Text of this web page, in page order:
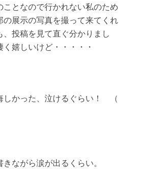
ことなので行かれない私のため
の展示の写真を撮って来てくれ
、投稿を見て直ぐ分かりまし
嬉しいけど・・・・・
しかった、泣けるぐらい！ （
きながら涙が出るくらい。